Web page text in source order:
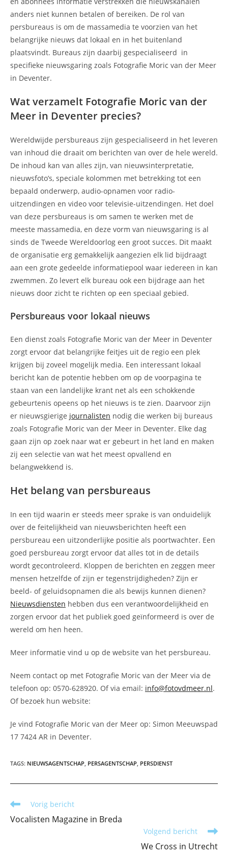
anders niet kunnen betalen of bereiken. De rol van
persbureaus is om de massamedia te voorzien van het
belangrijke nieuws dat lokaal en in het buitenland
plaatsvindt. Bureaus zijn daarbij gespecialiseerd in
specifieke nieuwsgaring zoals Fotografie Moric van der Meer
in Deventer.
Wat verzamelt Fotografie Moric van der
Meer in Deventer precies?
Wereldwijde persbureaus zijn gespecialiseerd in het leveren
van inhoud die draait om berichten van over de hele wereld.
De inhoud kan van alles zijn, van nieuwsinterpretatie,
nieuwsfoto’s, speciale kolommen met betrekking tot een
bepaald onderwerp, audio-opnamen voor radio-
uitzendingen en video voor televisie-uitzendingen. Het doel
van deze persbureaus is om samen te werken met de
meeste massamedia, en deze vorm van nieuwsgaring is al
sinds de Tweede Wereldoorlog een groot succes. Dit maakt
de organisatie erg gemakkelijk aangezien elk lid bijdraagt
aan een grote gedeelde informatiepool waar iedereen in kan
zwemmen. Zo levert elk bureau ook een bijdrage aan het
nieuws door zicht te richten op een speciaal gebied.
Persbureaus voor lokaal nieuws
Een dienst zoals Fotografie Moric van der Meer in Deventer
zorgt ervoor dat belangrijke feitjes uit de regio een plek
krijgen bij zoveel mogelijk media. Een interessant lokaal
bericht kan de potentie hebben om op de voorpagina te
staan van een landelijke krant net als een schokkende
gebeurtenis opeens op het nieuws is te zien. Daarvoor zijn
er nieuwsgierige journalisten nodig die werken bij bureaus
zoals Fotografie Moric van der Meer in Deventer. Elke dag
gaan zijn op zoek naar wat er gebeurt in het land en maken
zij een selectie van wat het meest opvallend en
belangwekkend is.
Het belang van persbureaus
In een tijd waarin er steeds meer sprake is van onduidelijk
over de feitelijkheid van nieuwsberichten heeft een
persbureau een uitzonderlijke positie als poortwachter. Een
goed persbureau zorgt ervoor dat alles tot in de details
wordt gecontroleerd. Kloppen de berichten en zeggen meer
mensen hetzelfde of zijn er tegenstrijdigheden? Zijn er
beeld- of geluidsopnamen die als bewijs kunnen dienen?
Nieuwsdiensten hebben dus een verantwoordelijkheid en
zorgen ervoor dat het publiek goed geïnformeerd is over de
wereld om hen heen.
Meer informatie vind u op de website van het persbureau.
Neem contact op met Fotografie Moric van der Meer via de
telefoon op: 0570-628920. Of via email: info@fotovdmeer.nl.
Of bezoek hun website:
Je vind Fotografie Moric van der Meer op: Simon Meeuwspad
17 7424 AR in Deventer.
TAGS: NIEUWSAGENTSCHAP, PERSAGENTSCHAP, PERSDIENST
Lees
artikelen
Vorig bericht
Vocalisten Magazine in Breda
Volgend bericht
We Cross in Utrecht